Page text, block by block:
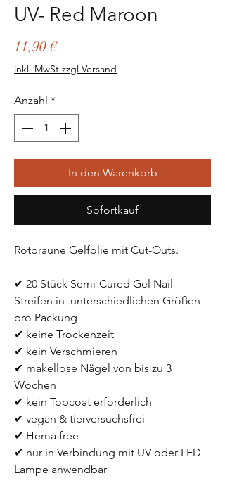
UV- Red Maroon
11,90 €Preis
inkl. MwSt zzgl Versand
Anzahl *
In den Warenkorb
Sofortkauf
Rotbraune Gelfolie mit Cut-Outs.
✔ 20 Stück Semi-Cured Gel Nail-
Streifen in  unterschiedlichen Größen
pro Packung
✔ keine Trockenzeit
✔ kein Verschmieren
✔ makellose Nägel von bis zu 3
Wochen
✔ kein Topcoat erforderlich
✔ vegan & tierversuchsfrei
✔ Hema free
✔ nur in Verbindung mit UV oder LED
Lampe anwendbar